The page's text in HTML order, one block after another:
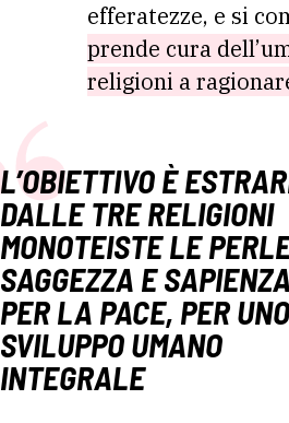
efferatezze, e si
prende cura
religioni a
L’OBIETTIVO È
DALLE TRE RELIGIONI
MONOTEISTE LE
SAGGEZZA E SAPIENZA
PER LA PACE, PER UNO
SVILUPPO UMANO
INTEGRALE